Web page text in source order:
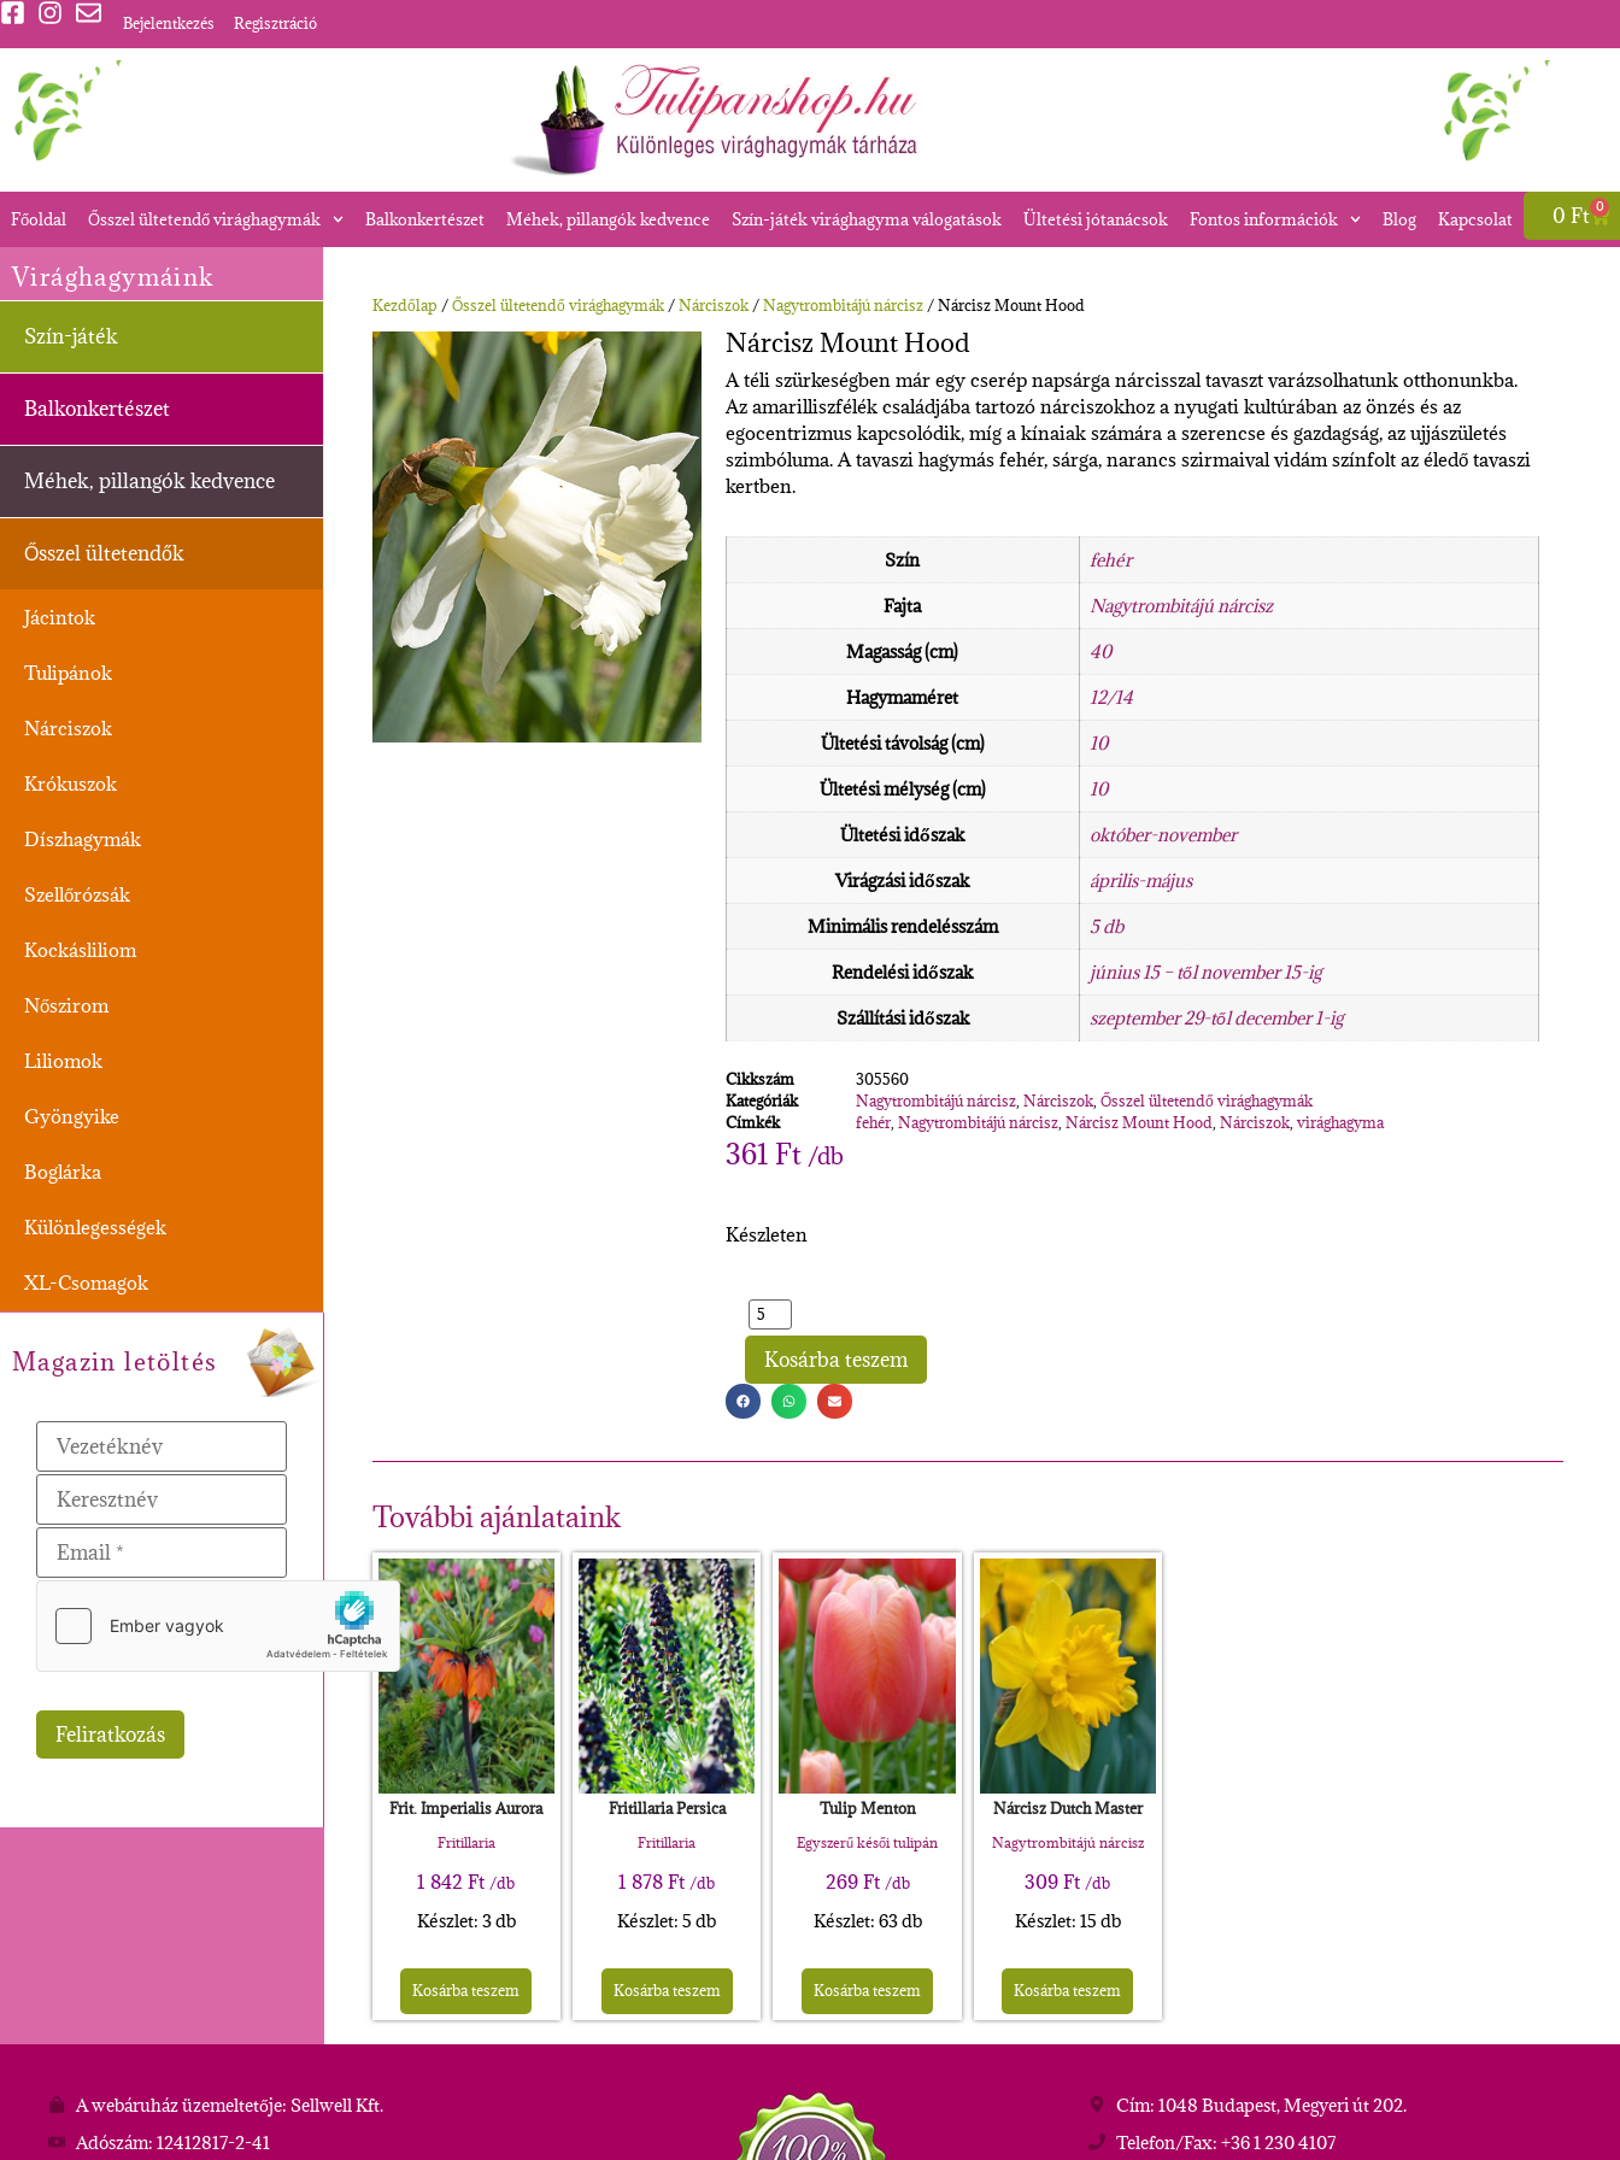
Bejelentkezés Regisztráció
Főoldal Ősszel ültetendő virághagymák Balkonkertészet Méhek, pillangók kedvence Szín-játék virághagyma válogatások Ültetési jótanácsok Fontos információk Blog Kapcsolat 0Ft 0
Virághagymáink
Szín-játék
Balkonkertészet
Méhek, pillangók kedvence
Ősszel ültetendők
Jácintok
Tulipánok
Nárciszok
Krókuszok
Díszhagymák
Szellőrózsák
Kockásliliom
Nőszirom
Liliomok
Gyöngyike
Boglárka
Különlegességek
XL-Csomagok
Magazin letöltés
Kezdőlap /Ősszel ültetendő virághagymák/Nárciszok/Nagytrombitájú nárcisz/ Nárcisz Mount Hood
Nárcisz Mount Hood
A téli szürkeségben már egy cserép napsárga nárcisszal tavaszt varázsolhatunk otthonunkba.
Az amarilliszfélék családjába tartozó nárciszokhoz a nyugati kultúrában az önzés és az
egocentrizmus kapcsolódik, míg a kínaiak számára a szerencse és gazdagság, az ujjászületés
szimbóluma. A tavaszi hagymás fehér, sárga, narancs szirmaival vidám színfolt az éledő tavaszi
kertben.
Szín
fehér
Fajta
Nagytrombitájú nárcisz
Magasság (cm)
40
Hagymaméret
12/14
Ültetési távolság (cm)
10
Ültetési mélység (cm)
10
Ültetési időszak
október-november
Virágzási időszak
április-május
Minimális rendelésszám
5 db
Rendelési időszak
június 15 – től november 15-ig
Szállítási időszak
szeptember 29-től december 1-ig
Cikkszám
305560
Kategóriák
Nagytrombitájú nárcisz, Nárciszok, Ősszel ültetendő virághagymák
Címkék
fehér, Nagytrombitájú nárcisz, Nárcisz Mount Hood, Nárciszok, virághagyma
361 Ft /db
Készleten
Kosárba teszem
Alternative:
További ajánlataink
Frit. Imperialis Aurora
Fritillaria
1 842Ft /db
Készlet: 3 db
Kosárba teszem
Fritillaria Persica
Fritillaria
1 878Ft /db
Készlet: 5 db
Kosárba teszem
Tulip Menton
Egyszerű késői tulipán
269Ft /db
Készlet: 63 db
Kosárba teszem
Nárcisz Dutch Master
Nagytrombitájú nárcisz
309Ft /db
Készlet: 15 db
Kosárba teszem
A webáruház üzemeltetője: Sellwell Kft.
Adószám: 12412817-2-41
Cím: 1048 Budapest, Megyeri út 202.
Telefon/Fax: +36 1 230 4107